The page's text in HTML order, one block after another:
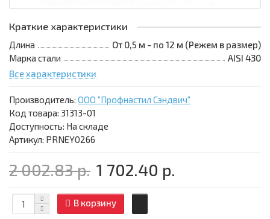
Краткие характеристики
Длина
От 0,5 м - по 12 м (Режем в размер)
Марка стали
AISI 430
Все характеристики
Производитель: ООО "Профнастил Сэндвич"
Код товара: 31313-01
Доступность: На складе
Артикул: PRNEY0266
2 002.83 р. 1 702.40 р.
В корзину